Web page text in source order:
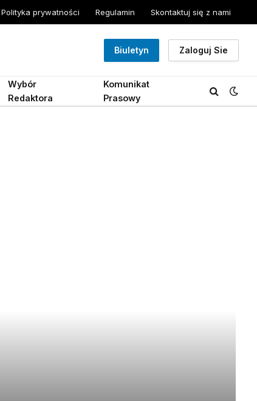
Polityka prywatności Regulamin Skontaktuj się z nami
Biuletyn Zaloguj Sie
Wybór
Redaktora
Komunikat
Prasowy